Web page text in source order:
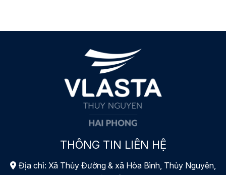
THÔNG TIN LIÊN HỆ
Địa chỉ: Xã Thủy Đường & xã Hòa Bình, Thủy Nguyên,